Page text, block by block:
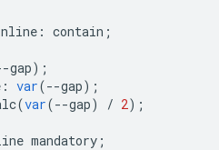
: contain ;
gap);
: var(--gap);
(var(--gap) / 2);
mandatory ;